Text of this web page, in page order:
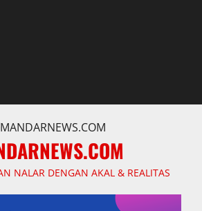
NALAR DENGAN AKAL & REALITAS